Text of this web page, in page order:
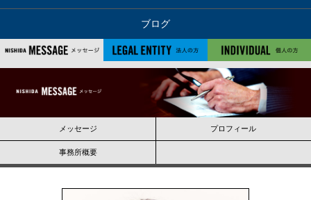
ブログ
メッセージ プロフィール
事務所概要